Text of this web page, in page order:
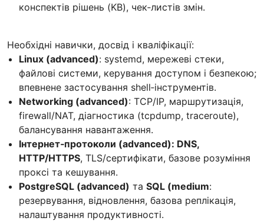
конспектів рішень (KB), чек‑листів змін.
Необхідні навички, досвід і кваліфікації:
Linux (advanced): systemd, мережеві стеки,
файлові системи, керування доступом і безпекою;
впевнене застосування shell‑інструментів.
Networking (advanced): TCP/IP, маршрутизація,
firewall/NAT, діагностика (tcpdump, traceroute),
балансування навантаження.
Інтернет‑протоколи (advanced): DNS,
HTTP/HTTPS, TLS/сертифікати, базове розуміння
проксі та кешування.
PostgreSQL (advanced) та SQL (medium:
резервування, відновлення, базова реплікація,
налаштування продуктивності.